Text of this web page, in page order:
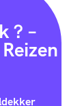
? –